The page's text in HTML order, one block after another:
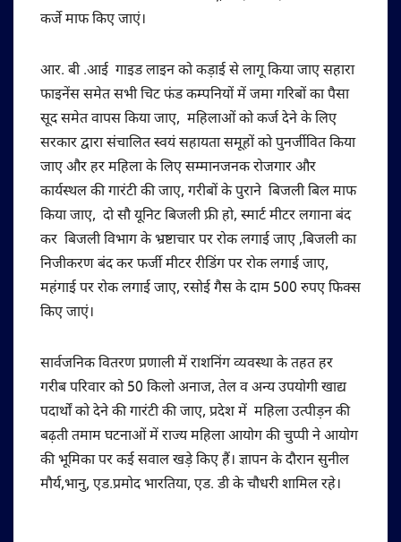
कर्जे माफ किए जाएं।
आर. बी .आई गाइड लाइन को कड़ाई से लागू किया जाए सहारा
फाइनेंस समेत सभी चिट फंड कम्पनियों में जमा गरिबों का पैसा
सूद समेत वापस किया जाए, महिलाओं को कर्ज देने के लिए
सरकार द्वारा संचालित स्वयं सहायता समूहों को पुनर्जीवित किया
जाए और हर महिला के लिए सम्मानजनक रोजगार और
कार्यस्थल की गारंटी की जाए, गरीबों के पुराने बिजली बिल माफ
किया जाए, दो सौ यूनिट बिजली फ्री हो, स्मार्ट मीटर लगाना बंद
कर बिजली विभाग के भ्रष्टाचार पर रोक लगाई जाए ,बिजली का
निजीकरण बंद कर फर्जी मीटर रीडिंग पर रोक लगाई जाए,
महंगाई पर रोक लगाई जाए, रसोई गैस के दाम 500 रुपए फिक्स
किए जाएं।
सार्वजनिक वितरण प्रणाली में राशनिंग व्यवस्था के तहत हर
गरीब परिवार को 50 किलो अनाज, तेल व अन्य उपयोगी खाद्य
पदार्थों को देने की गारंटी की जाए, प्रदेश में महिला उत्पीड़न की
बढ़ती तमाम घटनाओं में राज्य महिला आयोग की चुप्पी ने आयोग
की भूमिका पर कई सवाल खड़े किए हैं। ज्ञापन के दौरान सुनील
मौर्य,भानु, एड.प्रमोद भारतिया, एड. डी के चौधरी शामिल रहे।